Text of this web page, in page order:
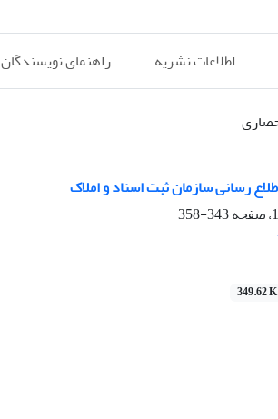
اطلاعات نشریه راهنمای نویسندگان
رسانی سازمان ثبت اسناد و املاک
343-358
349.62 K